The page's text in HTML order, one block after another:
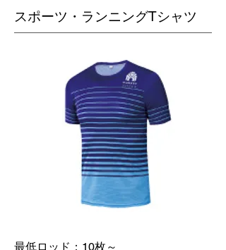
スポーツ・ランニングTシャツ
最低ロッド：10枚～